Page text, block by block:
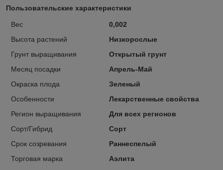
Пользовательские характеристики
Вес
0,002
Высота растений
Низкорослые
Грунт выращивания
Открытый грунт
Месяц посадки
Апрель-Май
Окраска плода
Зеленый
Особенности
Лекарственные свойства
Регион выращивания
Для всех регионов
Сорт/Гибрид
Сорт
Срок созревания
Раннеспелый
Торговая марка
Аэлита